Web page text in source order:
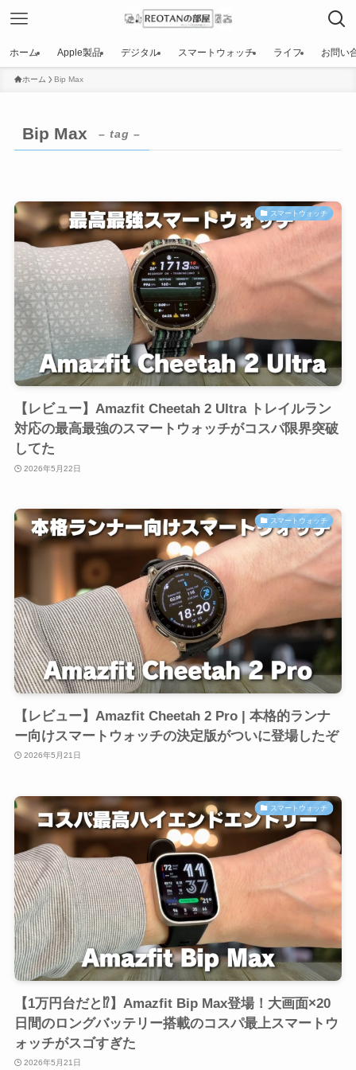
ホーム Apple製品 デジタル スマートウォッチ ライフ お問い
ホーム Bip Max
Bip Max – tag –
スマートウォッチ
【レビュー】Amazfit Cheetah 2 Ultra トレイルラン
対応の最高最強のスマートウォッチがコスパ限界突破
してた
2026年5月22日
スマートウォッチ
【レビュー】Amazfit Cheetah 2 Pro | 本格的ランナ
ー向けスマートウォッチの決定版がついに登場したぞ
2026年5月21日
スマートウォッチ
【1万円台だと⁉︎】Amazfit Bip Max登場！大画面×20
日間のロングバッテリー搭載のコスパ最上スマートウ
ォッチがスゴすぎた
2026年5月21日